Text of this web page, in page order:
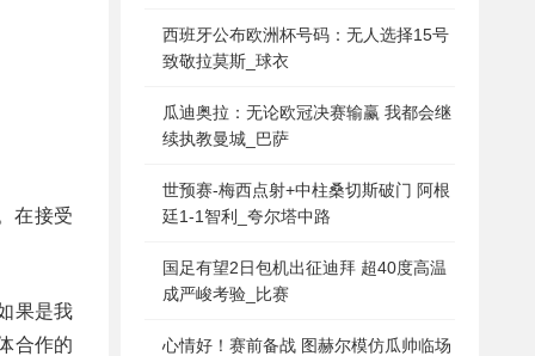
在接受
果是我
合作的
西班牙公布欧洲杯号码：无人选择15号
致敬拉莫斯_球衣
瓜迪奥拉：无论欧冠决赛输赢 我都会继
续执教曼城_巴萨
世预赛-梅西点射+中柱桑切斯破门 阿根
廷1-1智利_夸尔塔中路
国足有望2日包机出征迪拜 超40度高温
成严峻考验_比赛
心情好！赛前备战 图赫尔模仿瓜帅临场